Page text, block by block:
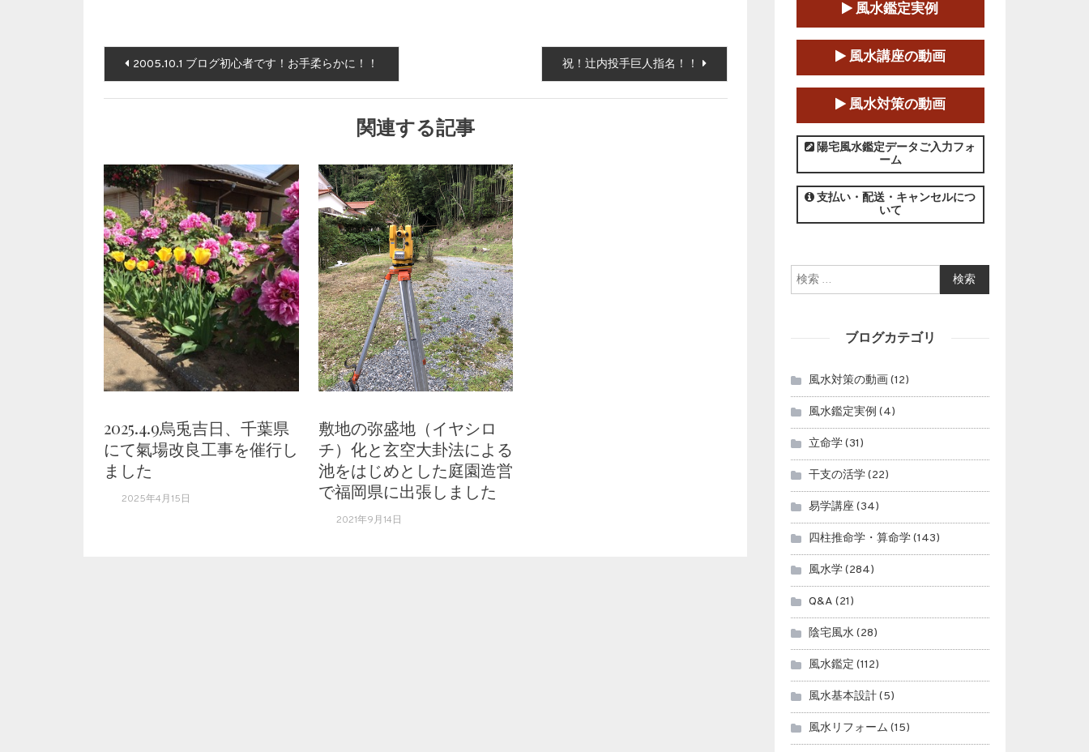
投稿ナビゲーション
2005.10.1 ブログ初心者です！お手柔らかに！！ 祝！辻内投手巨人指名！！
関連する記事
2025.4.9烏兎吉日、千葉県
にて氣場改良工事を催行し
ました
2025年4月15日
敷地の弥盛地（イヤシロ
チ）化と玄空大卦法による
池をはじめとした庭園造営
で福岡県に出張しました
2021年9月14日
第１８期立命塾『実践的易
学講座』
2025-06-21～2025-08-24
この講座の募集は終了しました。
第１８期立命塾「実践的四
柱立命学（四柱推命学）講座」
2025-01-11～2025-05-11
風水鑑定実例
風水講座の動画
風水対策の動画
陽宅風水鑑定データご入力フォ
ーム
支払い・配送・キャンセルにつ
いて
検索:
ブログカテゴリ
風水対策の動画 (12)
風水鑑定実例 (4)
立命学(31)
干支の活学(22)
易学講座(34)
四柱推命学・算命学(143)
風水学(284)
Q&A (21)
陰宅風水(28)
風水鑑定 (112)
風水基本設計(5)
風水リフォーム (15)